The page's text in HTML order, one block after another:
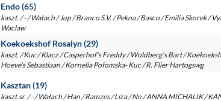
Endo (65)
kaszt. / - / Wałach / Jup / Branco S.V. / Pekna / Basco / Emilia Skorek /
Waclaw
Koekoekshof Rosalyn (29)
kaszt. / Kuc / Klacz / Casperhof's Freddy / Woldberg's Bart /
Hoeve's Sebastiaan / Kornelia Połomska- Kuc / R. Flier Hartogswg
Kasztan (19)
kaszt.sr. / - / Wałach / Han / Ramzes / Liza / Nn / ANNA MICHALIK /